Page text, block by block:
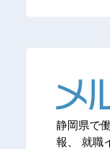
静岡県で
報、
就職